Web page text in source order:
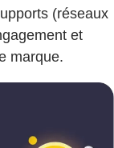
(réseaux
et
marque.